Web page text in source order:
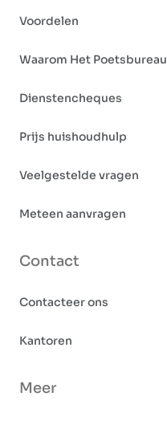
Voordelen
Waarom Het Poetsbureau
Dienstencheques
Prijs huishoudhulp
Veelgestelde vragen
Meteen aanvragen
Contact
Contacteer ons
Kantoren
Meer